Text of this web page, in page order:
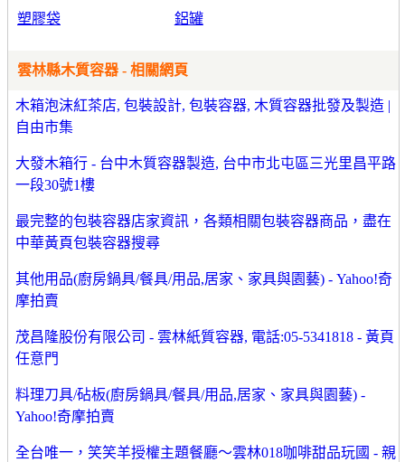
塑膠袋 鋁罐
雲林縣木質容器 - 相關網頁
木箱泡沫紅茶店, 包裝設計, 包裝容器, 木質容器批發及製造 |
自由市集
大發木箱行 - 台中木質容器製造, 台中市北屯區三光里昌平路
一段30號1樓
最完整的包裝容器店家資訊，各類相關包裝容器商品，盡在
中華黃頁包裝容器搜尋
其他用品(廚房鍋具/餐具/用品,居家、家具與園藝) - Yahoo!奇
摩拍賣
茂昌隆股份有限公司 - 雲林紙質容器, 電話:05-5341818 - 黃頁
任意門
料理刀具/砧板(廚房鍋具/餐具/用品,居家、家具與園藝) -
Yahoo!奇摩拍賣
全台唯一，笑笑羊授權主題餐廳～雲林018咖啡甜品玩國 - 親